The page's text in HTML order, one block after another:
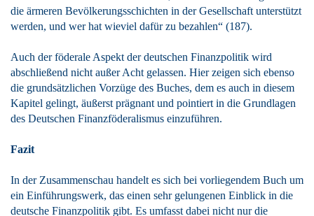
die ärmeren Bevölkerungsschichten in der Gesellschaft unterstützt
werden, und wer hat wieviel dafür zu bezahlen“ (187).
Auch der föderale Aspekt der deutschen Finanzpolitik wird
abschließend nicht außer Acht gelassen. Hier zeigen sich ebenso
die grundsätzlichen Vorzüge des Buches, dem es auch in diesem
Kapitel gelingt, äußerst prägnant und pointiert in die Grundlagen
des Deutschen Finanzföderalismus einzuführen.
Fazit
In der Zusammenschau handelt es sich bei vorliegendem Buch um
ein Einführungswerk, das einen sehr gelungenen Einblick in die
deutsche Finanzpolitik gibt. Es umfasst dabei nicht nur die